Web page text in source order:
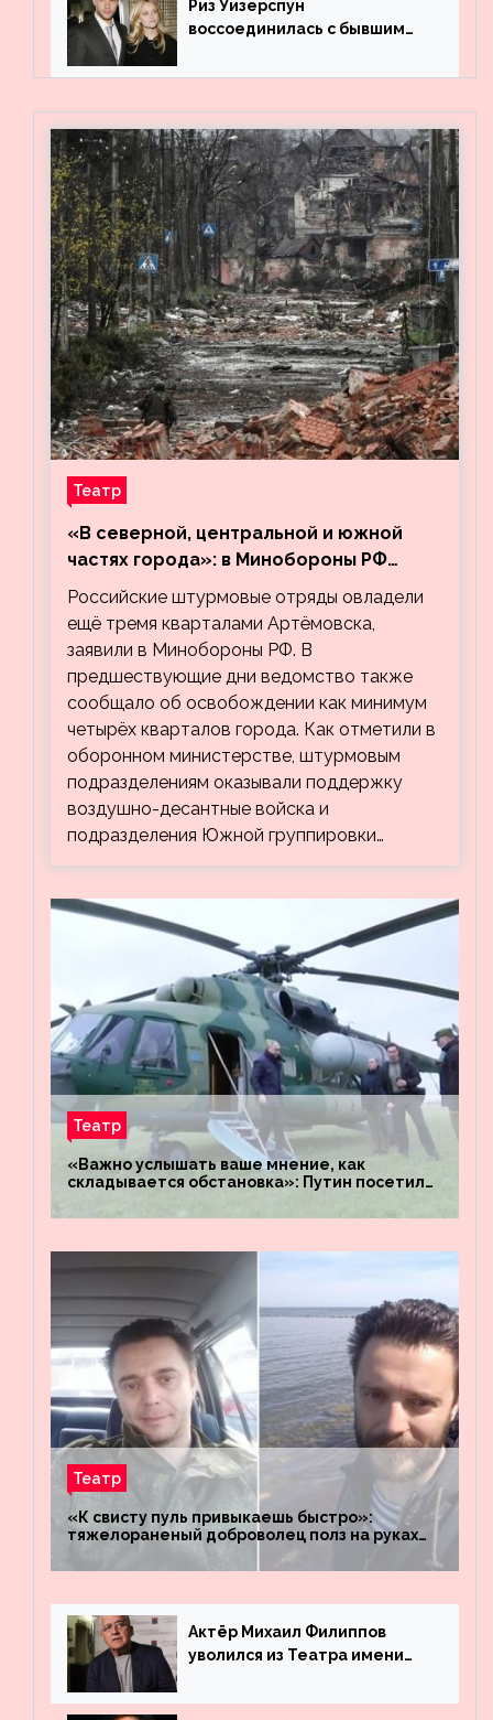
Риз Уизерспун
воссоединилась с бывшим
Театр
«В северной, центральной и южной
частях города»: в Минобороны РФ
заявили об освобождении ещё трёх
кварталов Артёмовска
Российские штурмовые отряды овладели
ещё тремя кварталами Артёмовска,
заявили в Минобороны РФ. В
предшествующие дни ведомство также
сообщало об освобождении как минимум
четырёх кварталов города. Как отметили в
оборонном министерстве, штурмовым
подразделениям оказывали поддержку
воздушно-десантные войска и
подразделения Южной группировки…
Театр
«Важно услышать ваше мнение, как
складывается обстановка»: Путин посетил
«Восток»
Театр
«К свисту пуль привыкаешь быстро»:
тяжелораненый доброволец полз на руках
четыре километра через заминированное
поле
Актёр Михаил Филиппов
уволился из Театра имени